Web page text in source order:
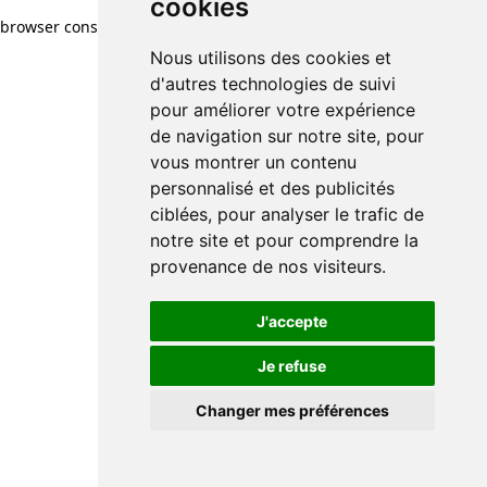
cookies
Nous utilisons des cookies et
d'autres technologies de suivi
pour améliorer votre expérience
de navigation sur notre site, pour
vous montrer un contenu
personnalisé et des publicités
ciblées, pour analyser le trafic de
notre site et pour comprendre la
provenance de nos visiteurs.
J'accepte
Je refuse
Changer mes préférences
browser console for more information)